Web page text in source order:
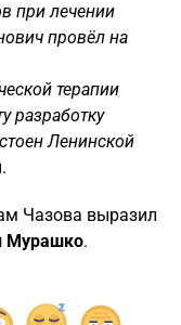
при лечении
провёл на
терапии
разработку
Ленинской
Чазова выразил
Мурашко.